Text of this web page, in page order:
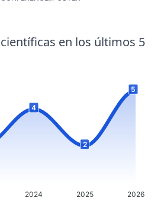
en los últimos 5
4
2
5
2024 2025 2026